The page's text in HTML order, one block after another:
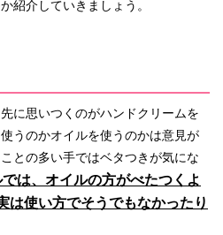
紹介していきましょう。
に思いつくのがハンドクリームを
うのかオイルを使うのかは意見が
との多い手ではベタつきが気にな
は、オイルの方がべたつくよ
は使い方でそうでもなかったり